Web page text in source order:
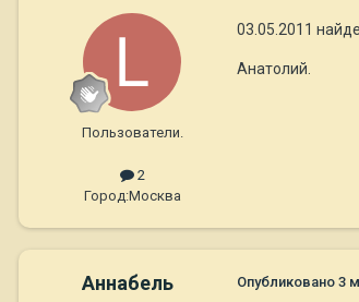
Пользователи.
2
Город:Москва
03.05.2011
Анатолий.
Aннaбель Опубликовано 3